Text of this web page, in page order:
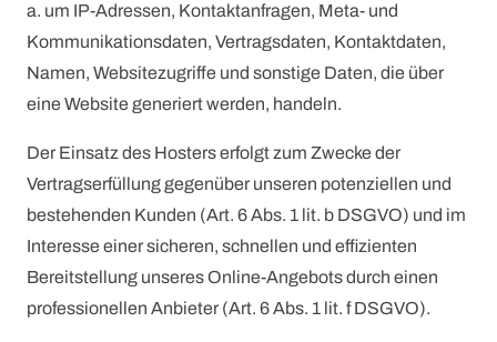
a. um IP-Adressen, Kontaktanfragen, Meta- und
Kommunikationsdaten, Vertragsdaten, Kontaktdaten,
Namen, Websitezugriffe und sonstige Daten, die über
eine Website generiert werden, handeln.
Der Einsatz des Hosters erfolgt zum Zwecke der
Vertragserfüllung gegenüber unseren potenziellen und
bestehenden Kunden (Art. 6 Abs. 1 lit. b DSGVO) und im
Interesse einer sicheren, schnellen und effizienten
Bereitstellung unseres Online-Angebots durch einen
professionellen Anbieter (Art. 6 Abs. 1 lit. f DSGVO).